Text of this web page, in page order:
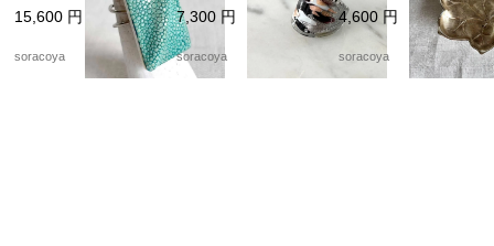
スティングレイ エイ
革 スクウェアモチー
フ 9-10号フリーサイ
15,600 円
soracoya
ース 12号 メタリッ
クカラー 12acen15-2
7,300 円
soracoya
ぶどうの葉っぱ 12ot
em10
4,600 円
soracoya